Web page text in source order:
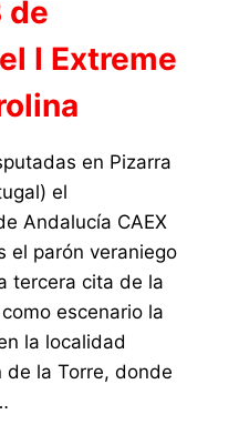
de
I Extreme
en Pizarra
el
Andalucía CAEX
el parón veraniego
tercera cita de la
escenario la
la localidad
de la Torre, donde